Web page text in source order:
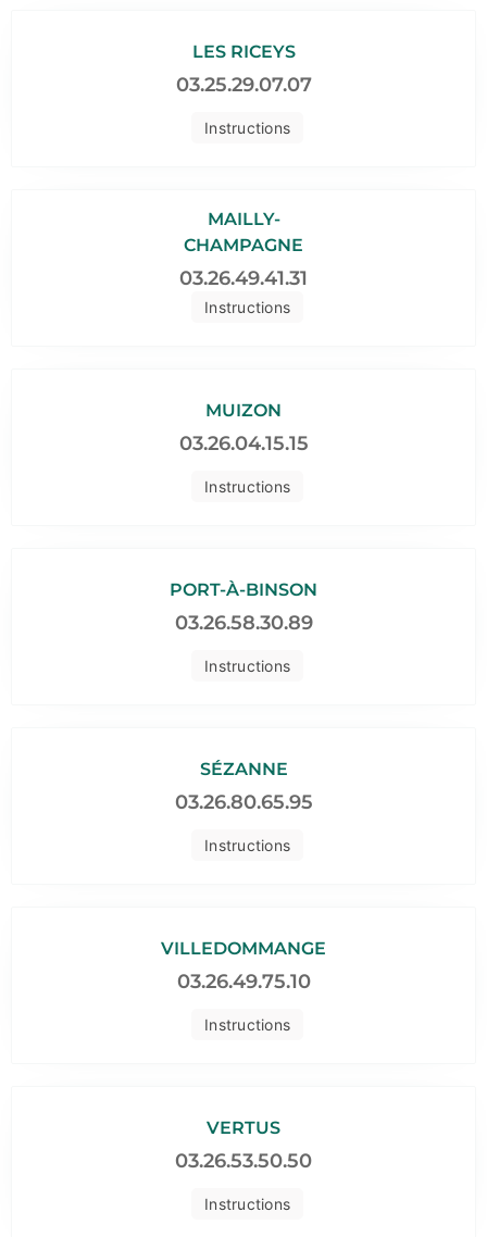
Instructions
LES RICEYS
03.25.29.07.07
Instructions
MAILLY-
CHAMPAGNE
03.26.49.41.31
Instructions
MUIZON
03.26.04.15.15
Instructions
PORT-À-BINSON
03.26.58.30.89
Instructions
SÉZANNE
03.26.80.65.95
Instructions
VILLEDOMMANGE
03.26.49.75.10
Instructions
VERTUS
03.26.53.50.50